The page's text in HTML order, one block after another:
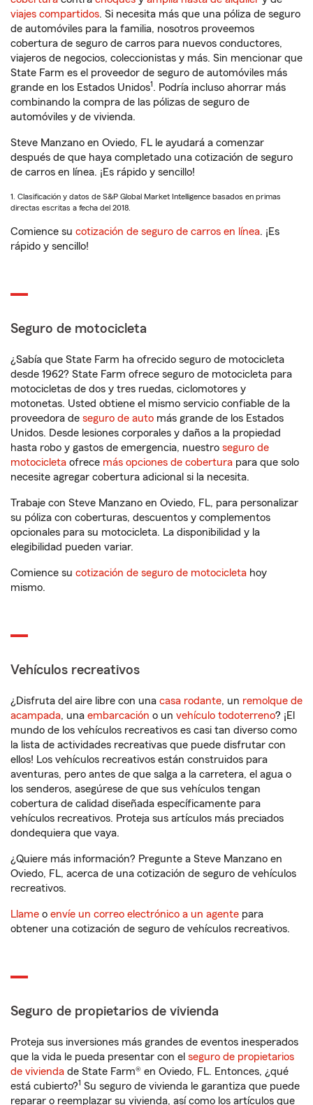
viajes compartidos. Si necesita más que una póliza de seguro
de automóviles para la familia, nosotros proveemos
cobertura de seguro de carros para nuevos conductores,
viajeros de negocios, coleccionistas y más. Sin mencionar que
State Farm es el proveedor de seguro de automóviles más
grande en los Estados Unidos1. Podría incluso ahorrar más
combinando la compra de las pólizas de seguro de
automóviles y de vivienda.
Steve Manzano en Oviedo, FL le ayudará a comenzar
después de que haya completado una cotización de seguro
de carros en línea. ¡Es rápido y sencillo!
1. Clasificación y datos de S&P Global Market Intelligence basados en primas
directas escritas a fecha del 2018.
Comience su cotización de seguro de carros en línea. ¡Es
rápido y sencillo!
Seguro de motocicleta
¿Sabía que State Farm ha ofrecido seguro de motocicleta
desde 1962? State Farm ofrece seguro de motocicleta para
motocicletas de dos y tres ruedas, ciclomotores y
motonetas. Usted obtiene el mismo servicio confiable de la
proveedora de seguro de auto más grande de los Estados
Unidos. Desde lesiones corporales y daños a la propiedad
hasta robo y gastos de emergencia, nuestro seguro de
motocicleta ofrece más opciones de cobertura para que solo
necesite agregar cobertura adicional si la necesita.
Trabaje con Steve Manzano en Oviedo, FL, para personalizar
su póliza con coberturas, descuentos y complementos
opcionales para su motocicleta. La disponibilidad y la
elegibilidad pueden variar.
Comience su cotización de seguro de motocicleta hoy
mismo.
Vehículos recreativos
¿Disfruta del aire libre con una casa rodante, un remolque de
acampada, una embarcación o un vehículo todoterreno? ¡El
mundo de los vehículos recreativos es casi tan diverso como
la lista de actividades recreativas que puede disfrutar con
ellos! Los vehículos recreativos están construidos para
aventuras, pero antes de que salga a la carretera, el agua o
los senderos, asegúrese de que sus vehículos tengan
cobertura de calidad diseñada específicamente para
vehículos recreativos. Proteja sus artículos más preciados
dondequiera que vaya.
¿Quiere más información? Pregunte a Steve Manzano en
Oviedo, FL, acerca de una cotización de seguro de vehículos
recreativos.
Llame o envíe un correo electrónico a un agente para
obtener una cotización de seguro de vehículos recreativos.
Seguro de propietarios de vivienda
Proteja sus inversiones más grandes de eventos inesperados
que la vida le pueda presentar con el seguro de propietarios
de vivienda de State Farm® en Oviedo, FL. Entonces, ¿qué
está cubierto?1 Su seguro de vivienda le garantiza que puede
reparar o reemplazar su vivienda, así como los artículos que